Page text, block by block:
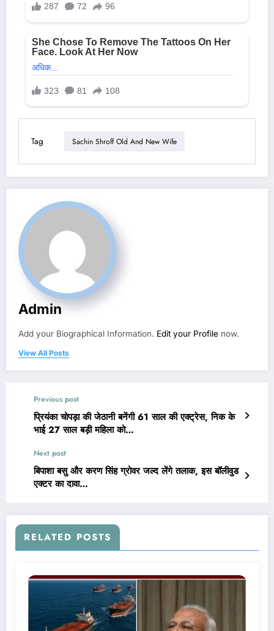
Tag Sachin Shroff Old And New Wife
Admin
Add your Biographical Information. Edit your Profile now.
View All Posts
Previous post
प्रियंका चोपड़ा की जेठानी बनेंगी 61 साल की एक्ट्रेस, निक के
भाई 27 साल बड़ी महिला को…
Next post
बिपाशा बसु और करण सिंह ग्रोवर जल्द लेंगे तलाक, इस बॉलीवुड
एक्टर का दावा…
RELATED POSTS